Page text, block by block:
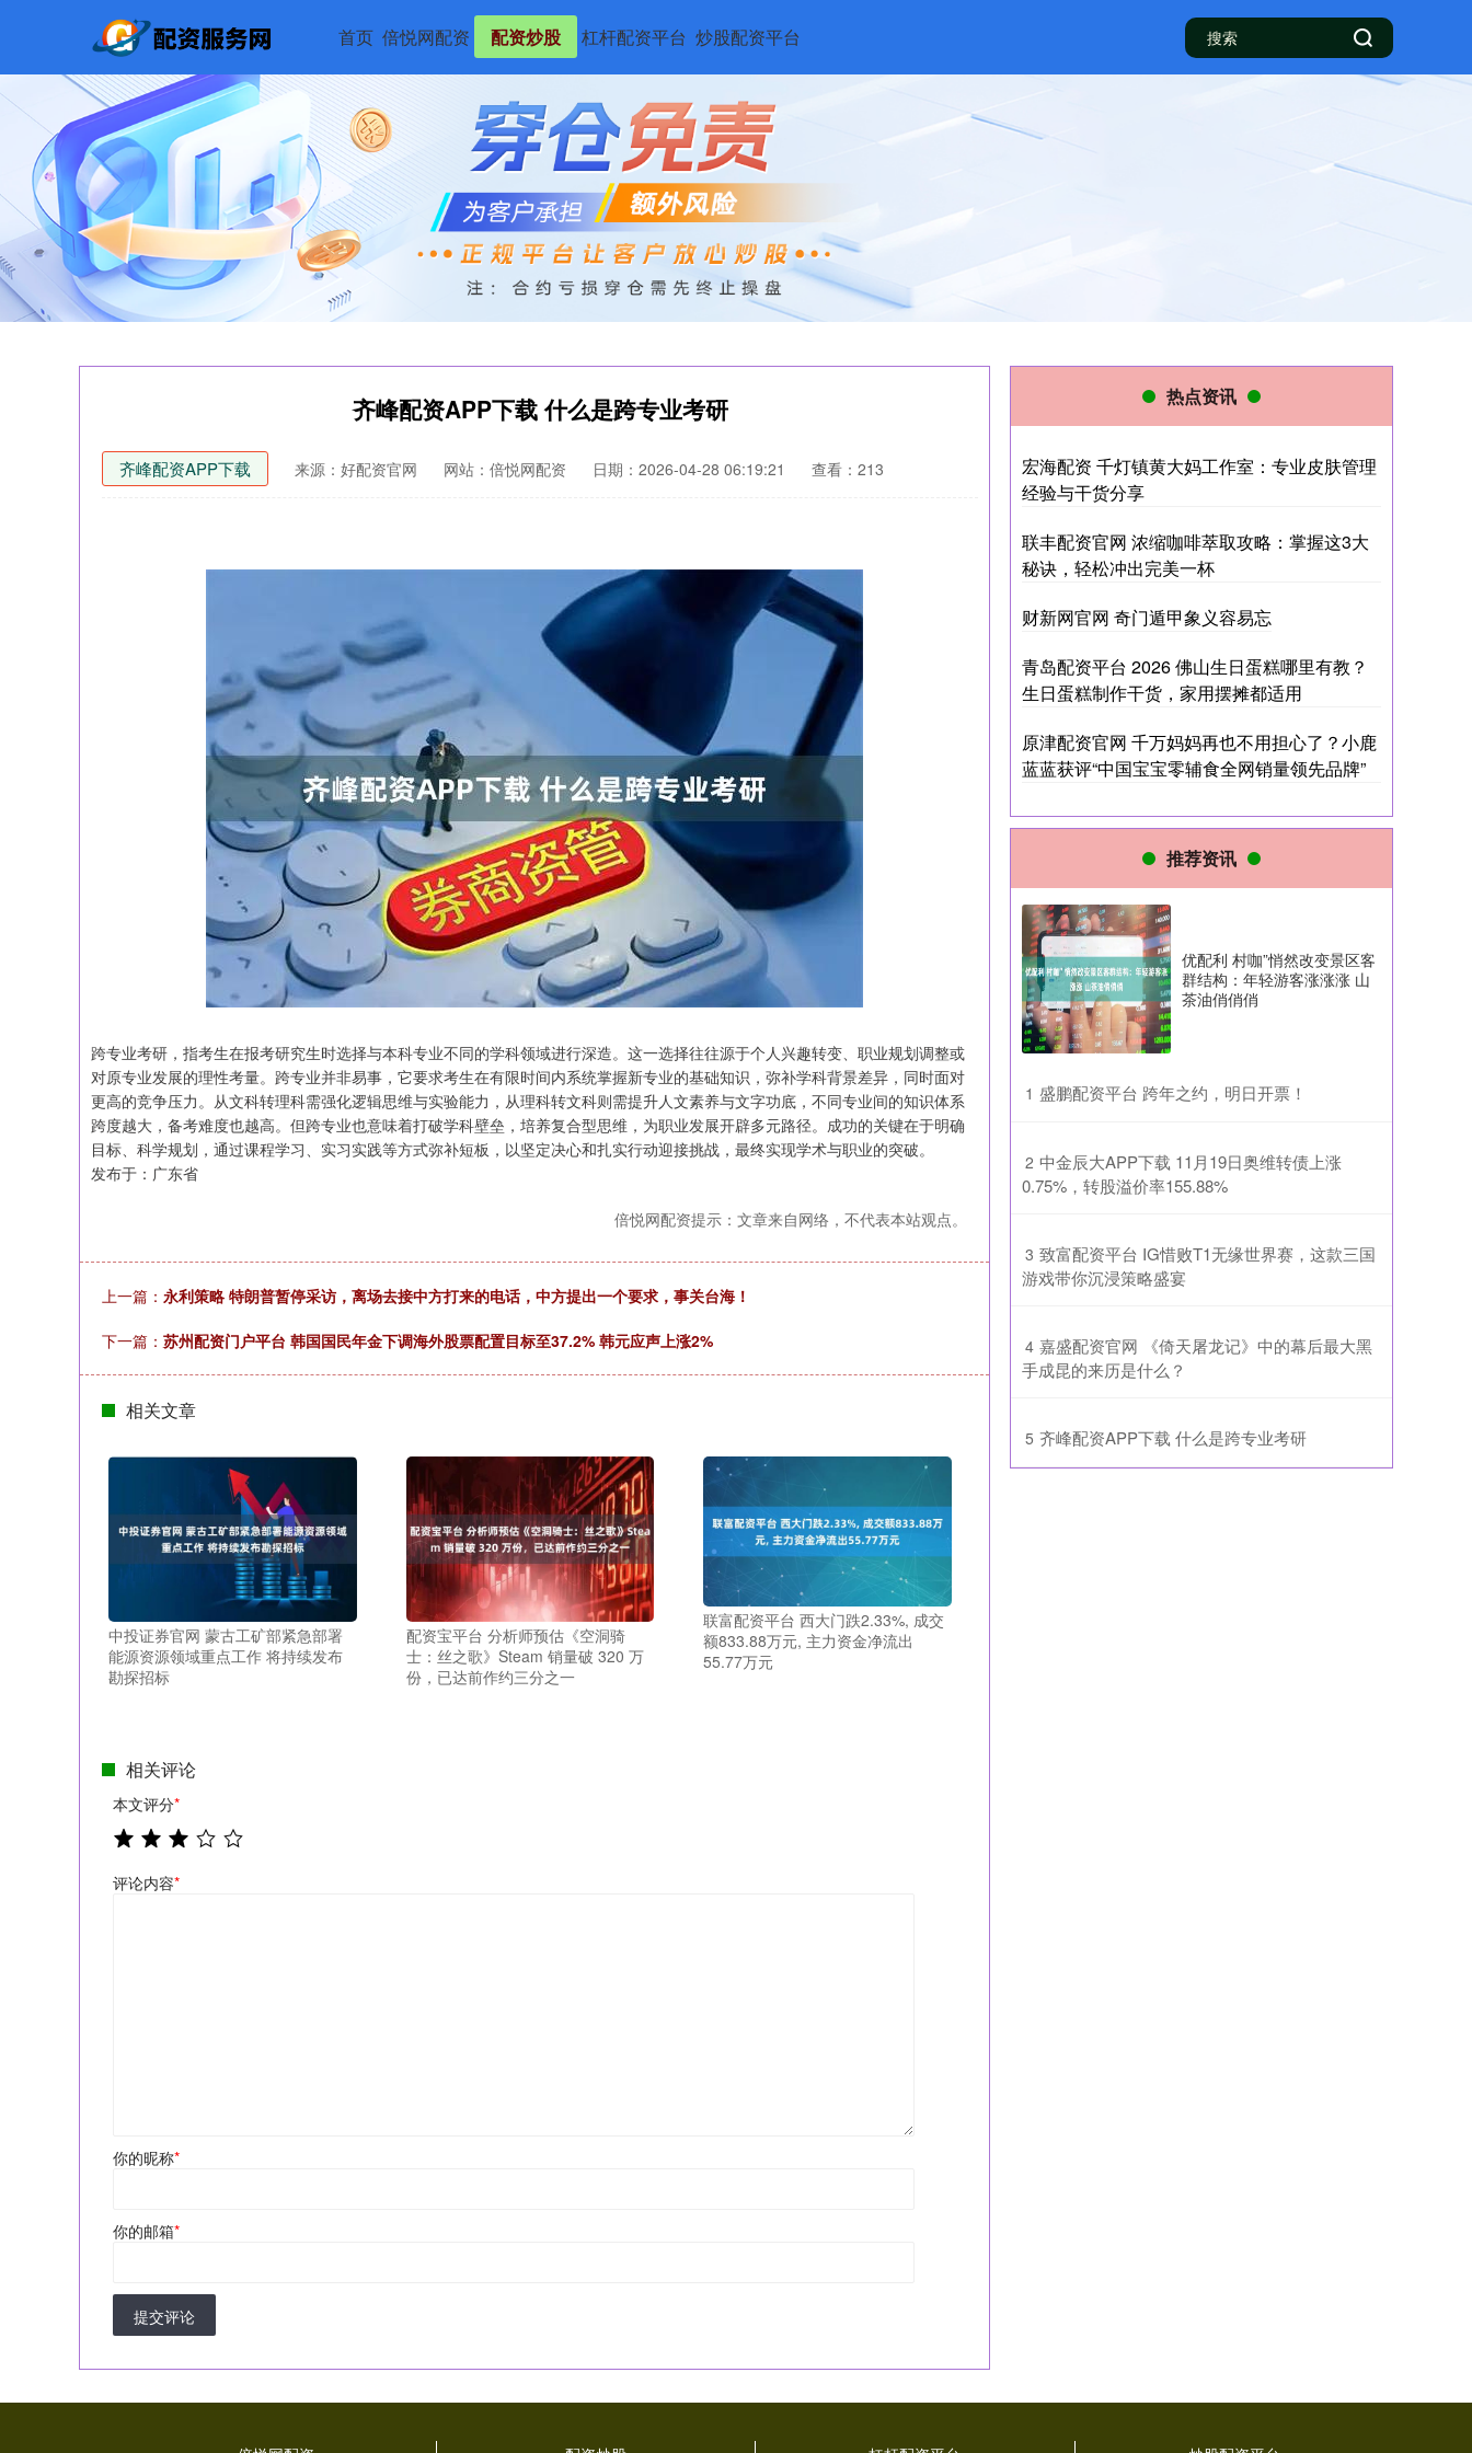
首页 倍悦网配资 配资炒股 杠杆配资平台 炒股配资平台
齐峰配资APP下载 什么是跨专业考研
齐峰配资APP下载 来源：好配资官网 网站：倍悦网配资 日期：2026-04-28 06:19:21 查看：213
跨专业考研，指考生在报考研究生时选择与本科专业不同的学科领域进行深造。这一选择往往源于个人兴趣转变、职业规划调整或
对原专业发展的理性考量。跨专业并非易事，它要求考生在有限时间内系统掌握新专业的基础知识，弥补学科背景差异，同时面对
更高的竞争压力。从文科转理科需强化逻辑思维与实验能力，从理科转文科则需提升人文素养与文字功底，不同专业间的知识体系
跨度越大，备考难度也越高。但跨专业也意味着打破学科壁垒，培养复合型思维，为职业发展开辟多元路径。成功的关键在于明确
目标、科学规划，通过课程学习、实习实践等方式弥补短板，以坚定决心和扎实行动迎接挑战，最终实现学术与职业的突破。
发布于：广东省
倍悦网配资提示：文章来自网络，不代表本站观点。
上一篇： 永利策略 特朗普暂停采访，离场去接中方打来的电话，中方提出一个要求，事关台海！
下一篇： 苏州配资门户平台 韩国国民年金下调海外股票配置目标至37.2% 韩元应声上涨2%
相关文章
中投证券官网 蒙古工矿部紧急部署
能源资源领域重点工作 将持续发布
勘探招标
配资宝平台 分析师预估《空洞骑
士：丝之歌》Steam 销量破 320 万
份，已达前作约三分之一
联富配资平台 西大门跌2.33%, 成交
额833.88万元, 主力资金净流出
55.77万元
相关评论
本文评分*
评论内容*
你的昵称*
你的邮箱*
提交评论
热点资讯
宏海配资 千灯镇黄大妈工作室：专业皮肤管理
经验与干货分享
联丰配资官网 浓缩咖啡萃取攻略：掌握这3大
秘诀，轻松冲出完美一杯
财新网官网 奇门遁甲象义容易忘
青岛配资平台 2026 佛山生日蛋糕哪里有教？
生日蛋糕制作干货，家用摆摊都适用
原津配资官网 千万妈妈再也不用担心了？小鹿
蓝蓝获评“中国宝宝零辅食全网销量领先品牌”
推荐资讯
优配利 村咖”悄然改变景区客
群结构：年轻游客涨涨涨 山
茶油俏俏俏
1 ​盛鹏配资平台 跨年之约，明日开票！
2 ​中金辰大APP下载 11月19日奥维转债上涨
0.75%，转股溢价率155.88%
3 ​致富配资平台 IG惜败T1无缘世界赛，这款三国
游戏带你沉浸策略盛宴
4 ​嘉盛配资官网 《倚天屠龙记》中的幕后最大黑
手成昆的来历是什么？
5 ​齐峰配资APP下载 什么是跨专业考研